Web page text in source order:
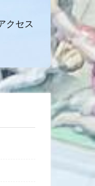
クセス